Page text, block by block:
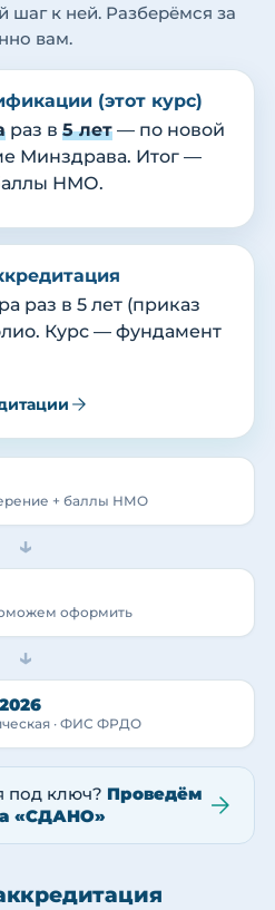
шаг к ней. Разберёмся за
вам.
(этот курс)
раз в 5 лет — по новой
Минздрава. Итог —
НМО.
раз в 5 лет (приказ
Курс — фундамент
+ баллы НМО
→
оформить
→
· ФИС ФРДО
под ключ? Проведём
«СДАНО»